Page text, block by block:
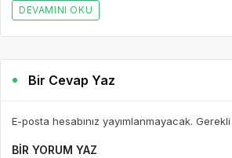
DEVAMINI OKU
Bir Cevap Yaz
E-posta hesabınız yayımlanmayacak.
BIR YORUM YAZ